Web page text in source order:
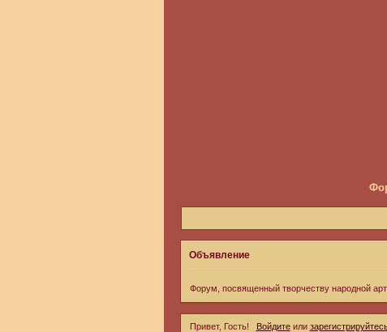
Объявление
Форум, посвященный творчеству народной
Привет, Гость! Войдитеили